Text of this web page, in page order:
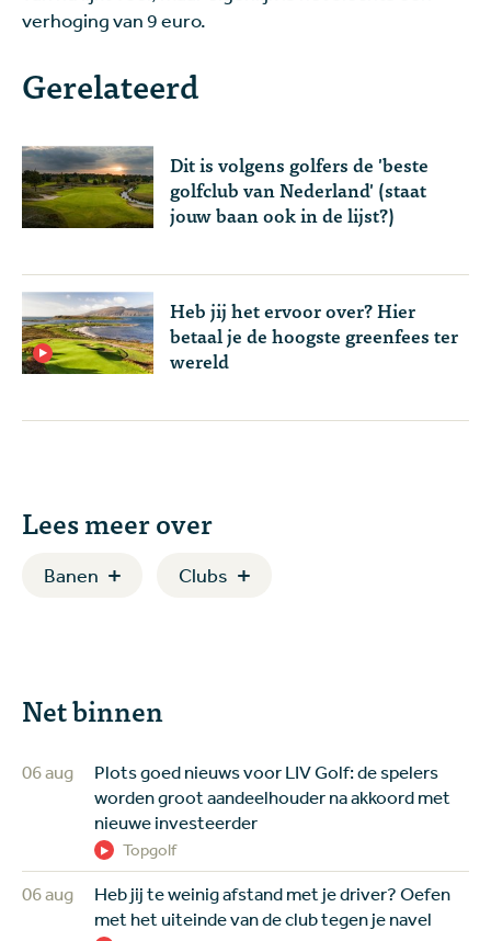
verhoging van 9 euro.
Gerelateerd
Dit is volgens golfers de 'beste
golfclub van Nederland' (staat
jouw baan ook in de lijst?)
Heb jij het ervoor over? Hier
betaal je de hoogste greenfees ter
wereld
Lees meer over
Banen Clubs
Net binnen
06 aug
Plots goed nieuws voor LIV Golf: de spelers
worden groot aandeelhouder na akkoord met
nieuwe investeerder
Topgolf
06 aug
Heb jij te weinig afstand met je driver? Oefen
met het uiteinde van de club tegen je navel